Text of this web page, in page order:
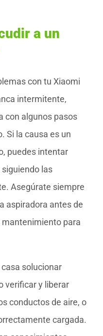
a un
con tu Xiaomi
intermitente,
con algunos pasos
Si la causa es un
puedes intentar
las
Asegúrate siempre
aspiradora antes de
para
solucionar
verificar y liberar
conductos de aire, o
cargada.